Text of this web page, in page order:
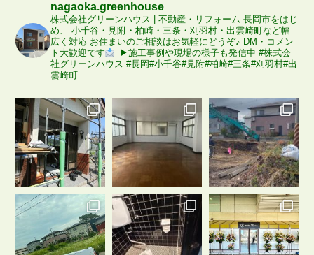
nagaoka.greenhouse
株式会社グリーンハウス | 不動産・リフォーム 長岡市をはじ
め、
小千谷・見附・柏崎・三条・刈羽村・出雲崎町など幅
広く対応 お住まいのご相談はお気軽にどうぞ♪ DM・コメン
ト大歓迎です
▶施工事例や現場の様子も発信中 #株式会
社グリーンハウス #長岡#小千谷#見附#柏崎#三条#刈羽村#出
雲崎町